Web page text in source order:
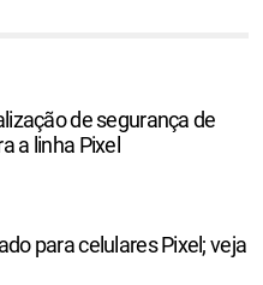
de segurança de
a linha Pixel
para celulares Pixel; veja